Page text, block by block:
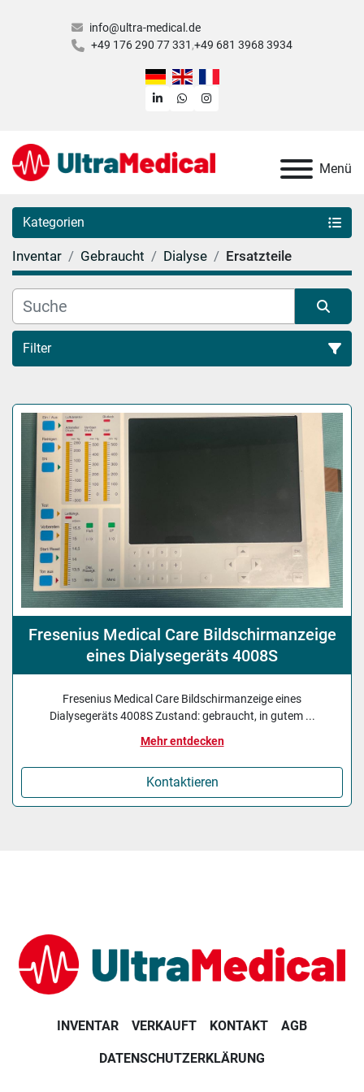
info@ultra-medical.de
+49 176 290 77 331 +49 681 3968 3934
linkedinwhatsappinstagram
Menü
Kategorien
Inventar Gebraucht Dialyse Ersatzteile
Filter
Fresenius Medical Care Bildschirmanzeige
eines Dialysegeräts 4008S
Fresenius Medical Care Bildschirmanzeige eines
Dialysegeräts 4008S Zustand: gebraucht, in gutem ...
Mehr entdecken
Kontaktieren
INVENTAR VERKAUFT KONTAKT AGB
DATENSCHUTZERKLÄRUNG